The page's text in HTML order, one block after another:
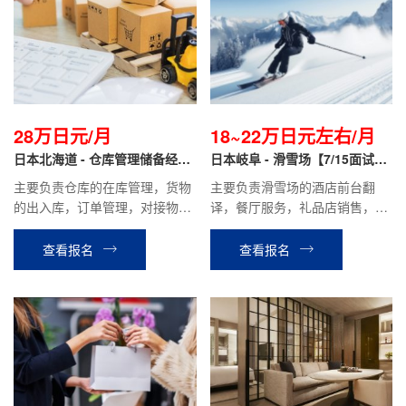
28万日元/月
日本北海道 - 仓库管理储备经理
主要负责仓库的在库管理，货物
的出入库，订单管理，对接物流
公司等工作。
查看报名
18~22万日元左右/月
日本岐阜 - 滑雪场【7/15面试
主要负责滑雪场的酒店前台翻
译，餐厅服务，礼品店销售，学
具租赁等相关工作。
查看报名